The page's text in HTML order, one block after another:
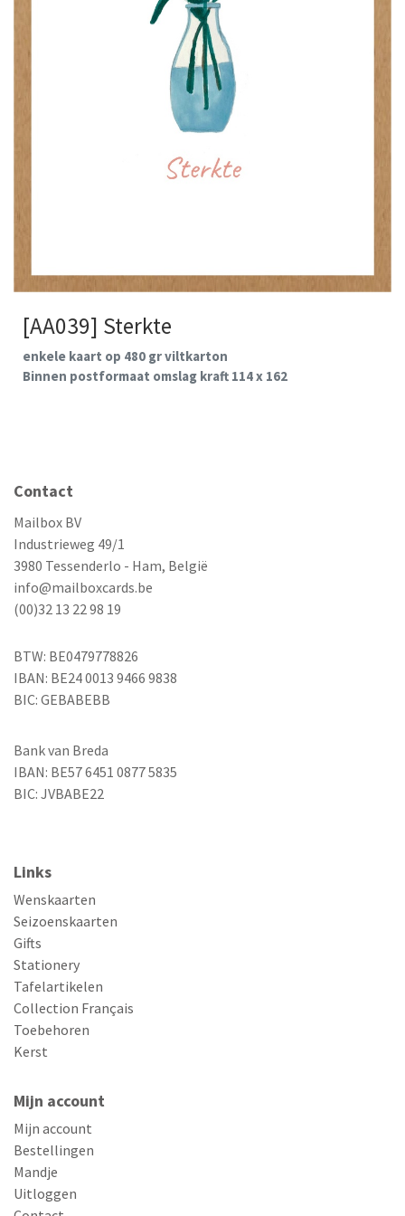
[AA039] Sterkte
enkele kaart op 480 gr viltkarton
Binnen postformaat omslag kraft 114 x 162
Contact
Mailbox BV
Industrieweg 49/1
3980 Tessenderlo - Ham, België
info@mailboxcards.be
(00)32 13 22 98 19
BTW: BE0479778826
IBAN: BE24 0013 9466 9838
BIC: GEBABEBB
Bank van Breda
IBAN: BE57 6451 0877 5835
BIC: JVBABE22
Links
Wenskaarten
Seizoenskaarten
Gifts
Stationery
Tafelartikelen
Collection Français
Toebehoren
Kerst
Mijn account
Mijn account
Bestellingen
Mandje
Uitloggen